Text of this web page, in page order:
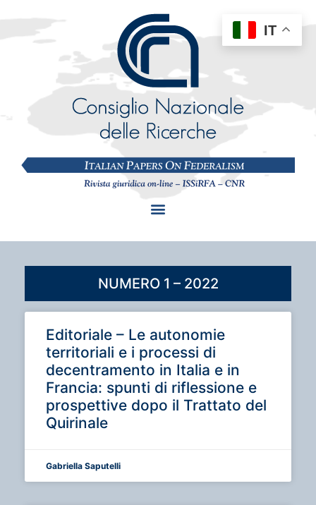
NUMERO 1 – 2022
Editoriale – Le autonomie
territoriali e i processi di
decentramento in Italia e in
Francia: spunti di riflessione e
prospettive dopo il Trattato del
Quirinale
Gabriella Saputelli
IT